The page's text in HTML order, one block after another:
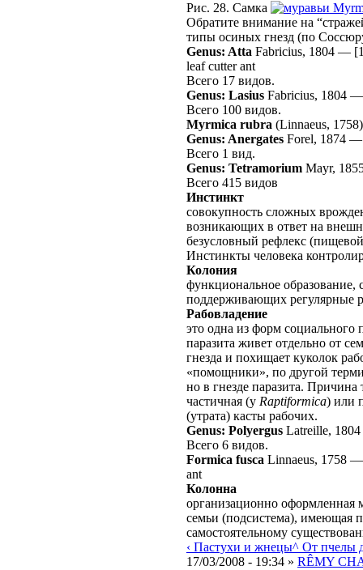
Рис. 28. Самка
Обратите внимание на
типы осиных гнезд (по
Genus: Atta Fabricius, 1804 —
leaf cutter ant
Всего 17 видов.
Genus: Lasius Fabricius, 1804
Всего 100 видов.
Myrmica rubra (Linnaeus, 1758)
Genus: Anergates Forel, 1874
Всего 1 вид.
Genus: Tetramorium Mayr,
Всего 415 видов
Инстинкт
совокупность сложных
возникающих в ответ на
безусловный рефлекс
Инстинкты человека
Колония
функциональное образование,
поддерживающих регулярные
Рабовладение
это одна из форм социального
паразита живет отдельно от
гнезда и похищает куколок
«помощники», по другой
но в гнезде паразита.
частичная (у Raptiformica) или
(утрата) касты рабочих.
Genus: Polyergus Latreille, 1804
Всего 6 видов.
Formica fusca Linnaeus, 1758
ant
Колонна
организационно оформленная
семьи (подсистема), имеющая
самостоятельному
‹ Пастухи и жнецы^ От пчелы
17/03/2008 - 19:34 » RÊMY